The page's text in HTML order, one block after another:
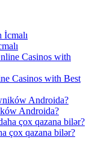
Casinos with Best
Androida?
çox qazana bilər?